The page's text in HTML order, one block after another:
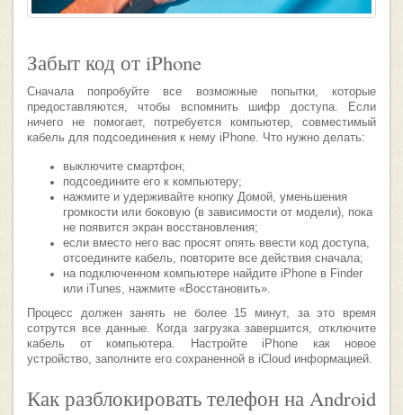
Забыт код от iPhone
Сначала попробуйте все возможные попытки, которые
предоставляются, чтобы вспомнить шифр доступа. Если
ничего не помогает, потребуется компьютер, совместимый
кабель для подсоединения к нему iPhone. Что нужно делать:
выключите смартфон;
подсоедините его к компьютеру;
нажмите и удерживайте кнопку Домой, уменьшения
громкости или боковую (в зависимости от модели), пока
не появится экран восстановления;
если вместо него вас просят опять ввести код доступа,
отсоедините кабель, повторите все действия сначала;
на подключенном компьютере найдите iPhone в Finder
или iTunes, нажмите «Восстановить».
Процесс должен занять не более 15 минут, за это время
сотрутся все данные. Когда загрузка завершится, отключите
кабель от компьютера. Настройте iPhone как новое
устройство, заполните его сохраненной в iCloud информацией.
Как разблокировать телефон на Android